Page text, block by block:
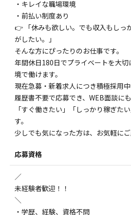
・キレイな職場環境
・前払い制度あり
👉 「休みも欲しい。でも収入もしっ
がしたい。」
そんな方にぴったりのお仕事です。
年間休日180日でプライベートを大
境で働けます。
現在急募・新着求人につき積極採用中
履歴書不要で応募でき、WEB面談に
「すぐ働きたい」「しっかり稼ぎた
す。
少しでも気になった方は、お気軽にご
応募資格
／
未経験者歓迎！！
＼
・学歴、経験、資格不問